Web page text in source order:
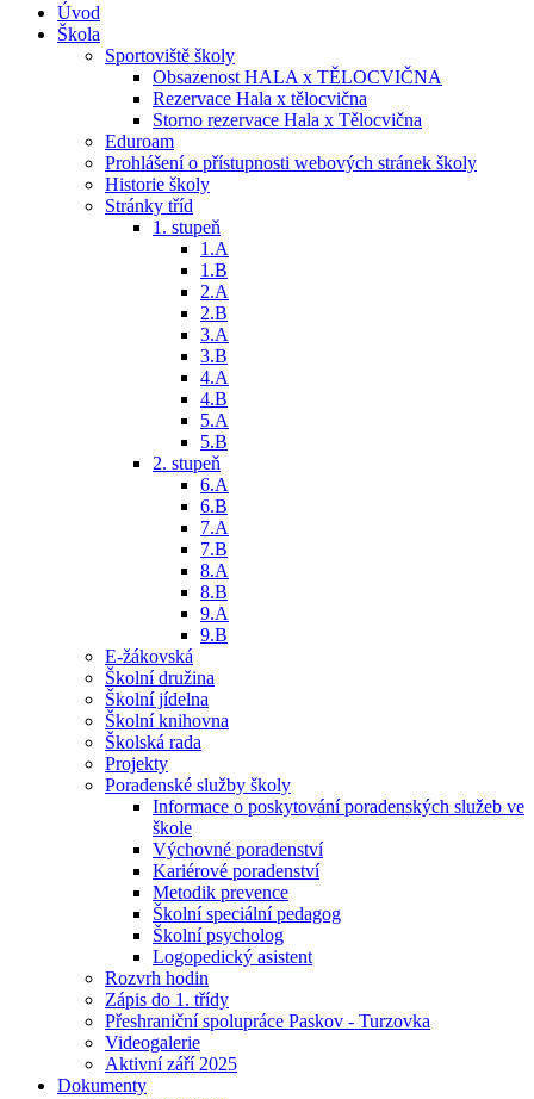
Úvod
Škola
Sportoviště školy
Obsazenost HALA x TĚLOCVIČNA
Rezervace Hala x tělocvična
Storno rezervace Hala x Tělocvična
Eduroam
Prohlášení o přístupnosti webových stránek školy
Historie školy
Stránky tříd
1. stupeň
1.A
1.B
2.A
2.B
3.A
3.B
4.A
4.B
5.A
5.B
2. stupeň
6.A
6.B
7.A
7.B
8.A
8.B
9.A
9.B
E-žákovská
Školní družina
Školní jídelna
Školní knihovna
Školská rada
Projekty
Poradenské služby školy
Informace o poskytování poradenských služeb ve
škole
Výchovné poradenství
Kariérové poradenství
Metodik prevence
Školní speciální pedagog
Školní psycholog
Logopedický asistent
Rozvrh hodin
Zápis do 1. třídy
Přeshraniční spolupráce Paskov - Turzovka
Videogalerie
Aktivní září 2025
Dokumenty